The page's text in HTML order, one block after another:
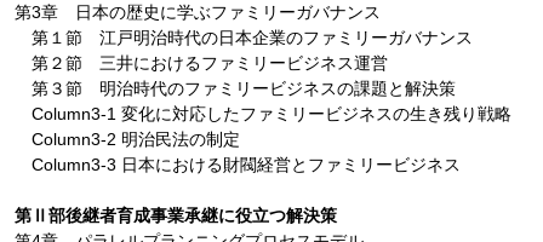
第3章 日本の歴史に学ぶファミリーガバナンス
第１節 江戸明治時代の日本企業のファミリーガバナンス
第２節 三井におけるファミリービジネス運営
第３節 明治時代のファミリービジネスの課題と解決策
Column3-1 変化に対応したファミリービジネスの生き残り戦略
Column3-2 明治民法の制定
Column3-3 日本における財閥経営とファミリービジネス
第Ⅱ部後継者育成事業承継に役立つ解決策